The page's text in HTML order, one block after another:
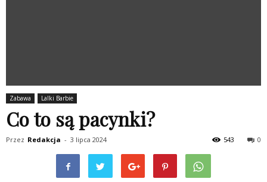
Zabawa Lalki Barbie
Co to są pacynki?
Przez Redakcja - 3 lipca 2024 0
543